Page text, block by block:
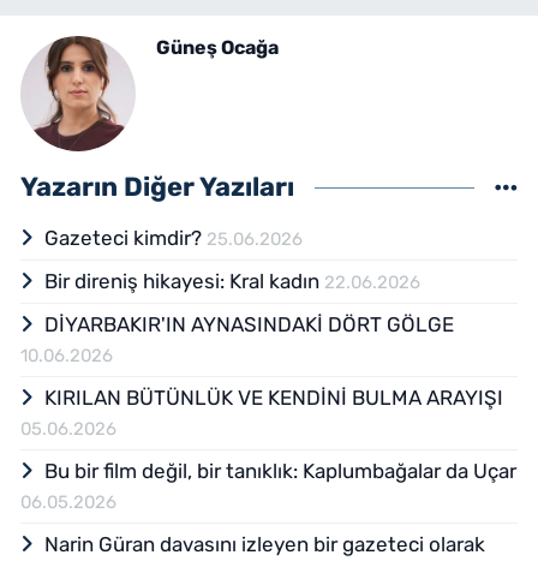
Güneş Ocağa
Yazarın Diğer Yazıları
Gazeteci kimdir? 25.06.2026
Bir direniş hikayesi: Kral kadın 22.06.2026
DİYARBAKIR'IN AYNASINDAKİ DÖRT GÖLGE
10.06.2026
KIRILAN BÜTÜNLÜK VE KENDİNİ BULMA ARAYIŞI
05.06.2026
Bu bir film değil, bir tanıklık: Kaplumbağalar da Uçar
06.05.2026
Narin Güran davasını izleyen bir gazeteci olarak